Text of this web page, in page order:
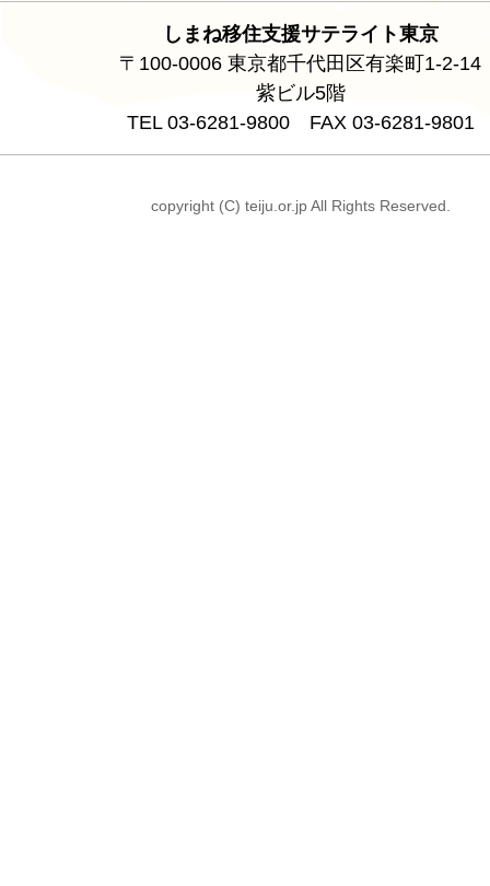
しまね移住支援サテライト東京
〒100-0006 東京都千代田区有楽町1-2-14
紫ビル5階
TEL 03-6281-9800 FAX 03-6281-9801
copyright (C) teiju.or.jp All Rights Reserved.